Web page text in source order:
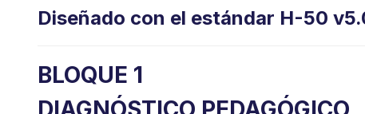
Diseñado con el estándar H-50
BLOQUE 1